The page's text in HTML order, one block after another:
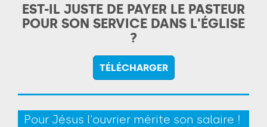
EST-IL JUSTE DE PAYER LE PASTEUR
POUR SON SERVICE DANS L'ÉGLISE
?
TÉLÉCHARGER
Pour Jésus l'ouvrier mérite son salaire !